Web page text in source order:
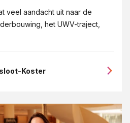
veel aandacht uit naar de
het UWV-traject,
Koster